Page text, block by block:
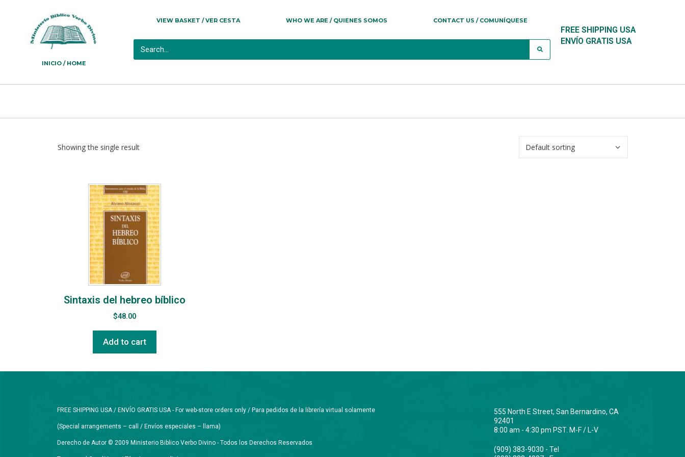
INICIO / HOME
VIEW BASKET / VER CESTA WHO WE ARE / QUIENES SOMOS CONTACT US / COMUNÍQUESE
FREE SHIPPING USA
ENVÍO GRATIS USA
Showing the single result
Sintaxis del hebreo bíblico
$48.00
Add to cart
FREE SHIPPING USA / ENVÍO GRATIS USA - For web-store orders only / Para pedidos de la librería virtual solamente
(Special arrangements – call / Envíos especiales – llama)
Derecho de Autor © 2009 Ministerio Biblico Verbo Divino - Todos los Derechos Reservados
555 North E Street, San Bernardino, CA
92401
8:00 am - 4:30 pm PST. M-F / L-V
(909) 383-9030 - Tel